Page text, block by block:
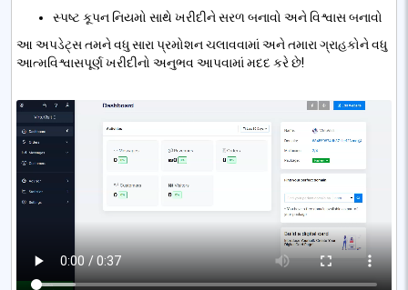
સ્પષ્ટ કૂપન નિયમો સાથે ખરીદીને સરળ બનાવો અને વિશ્વાસ બનાવો
આ અપડેટ્સ તમને વધુ સારા પ્રમોશન ચલાવવામાં અને તમારા ગ્રાહકોને વધુ
આત્મવિશ્વાસપૂર્ણ ખરીદીનો અનુભવ આપવામાં મદદ કરે છે!